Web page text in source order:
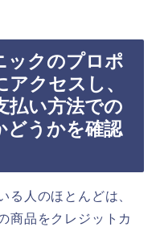
ックのプロポ
クセスし、
払い方法での
どうかを確認
る人のほとんどは、
商品をクレジットカ